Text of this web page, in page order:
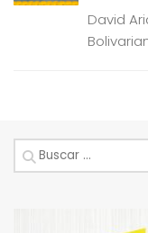
David
Buscar: